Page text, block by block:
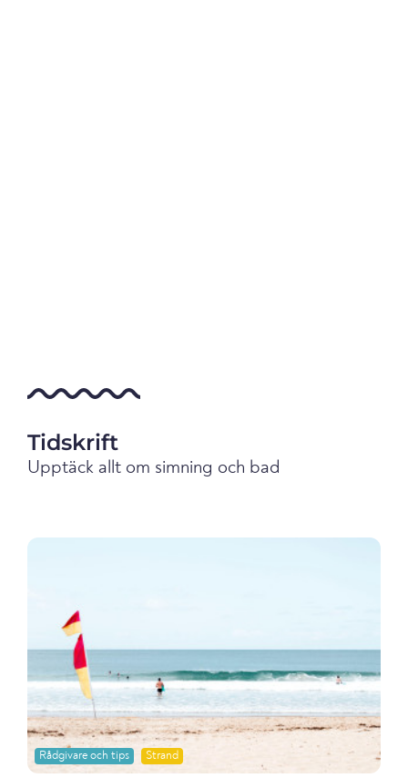
Tidskrift
Upptäck allt om simning och bad
Rådgivare och tips Strand